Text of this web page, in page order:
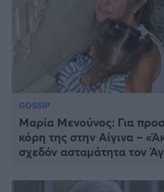
GOSSIP
Μαρία Μενούνος: Για
κόρη της στην Αίγινα –
σχεδόν ασταμάτητα τον